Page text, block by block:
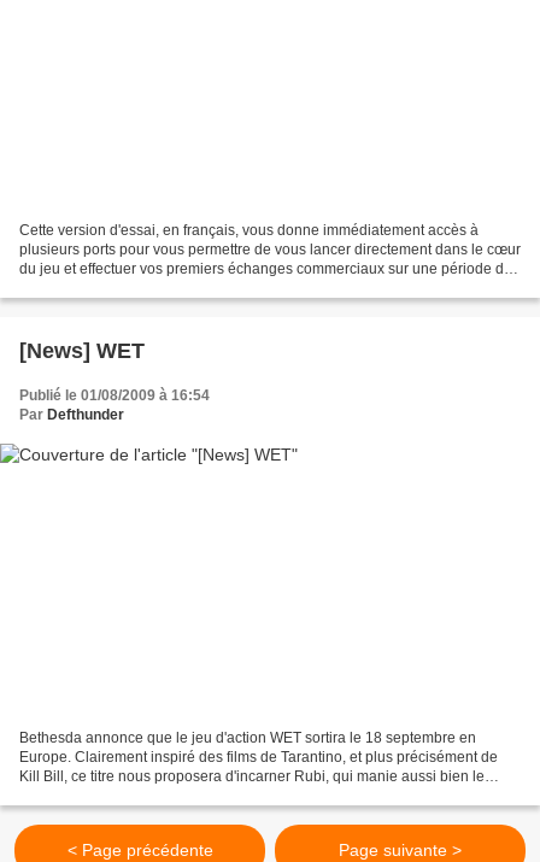
Cette version d'essai, en français, vous donne immédiatement accès à
plusieurs ports pour vous permettre de vous lancer directement dans le cœur
du jeu et effectuer vos premiers échanges commerciaux sur une période de
[News] WET
Publié le 01/08/2009 à 16:54
Par Defthunder
Bethesda annonce que le jeu d'action WET sortira le 18 septembre en
Europe. Clairement inspiré des films de Tarantino, et plus précisément de
Kill Bill, ce titre nous proposera d'incarner Rubi, qui manie aussi bien le
< Page précédente Page suivante >